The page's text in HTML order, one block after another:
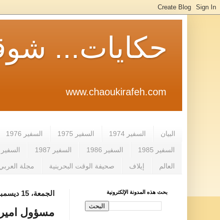
حكايات...
www.chaoukirafeh.com
البيان السفير 1974 السفير 1975 السفير 1976
السفير 1985 السفير 1986 السفير 1987 السفير
العالم إيلاف صحيفة الوقت البحرينية مجلة
الجمعة، 15 ديسمبر 2017
مسؤول
بحث هذه المدونة الإلكترونية